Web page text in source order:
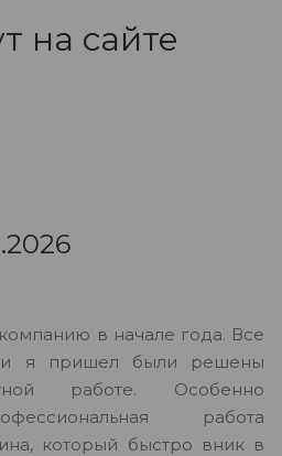
на сайте
в начале года. Все
я пришел были решены
работе. Особенно
работа
который быстро вник в